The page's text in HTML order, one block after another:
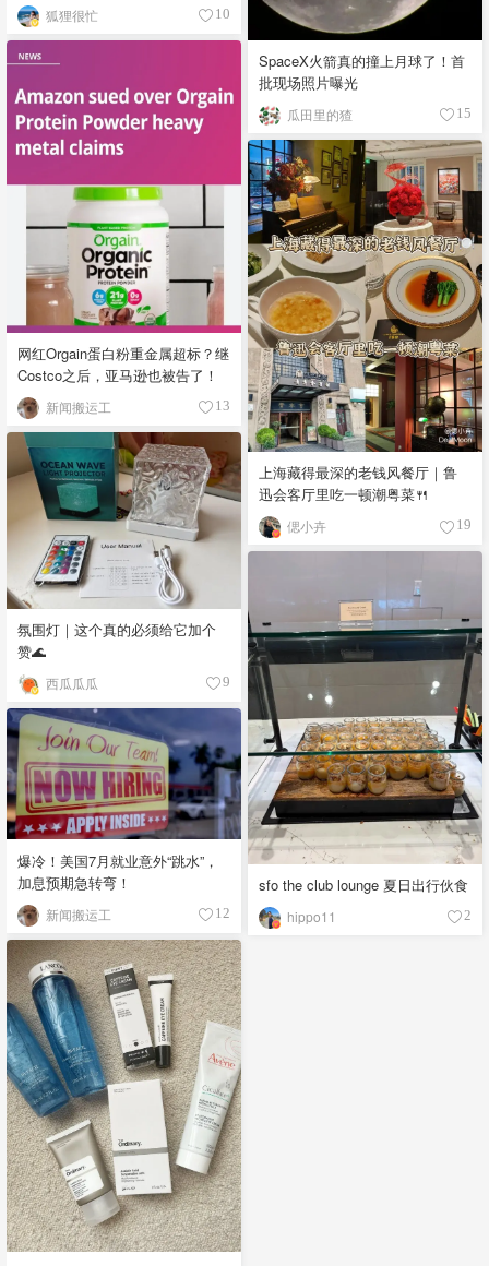
狐狸很忙 10
SpaceX火箭真的撞上月球了！首
批现场照片曝光
瓜田里的猹 15
网红Orgain蛋白粉重金属超标？继
Costco之后，亚马逊也被告了！
新闻搬运工 13
上海藏得最深的老钱风餐厅｜鲁
迅会客厅里吃一顿潮粤菜🍴
偲小卉 19
氛围灯｜这个真的必须给它加个
赞🌊
西瓜瓜瓜 9
sfo the club lounge 夏日出行伙食
hippo11 2
爆冷！美国7月就业意外“跳水”，
加息预期急转弯！
新闻搬运工 12